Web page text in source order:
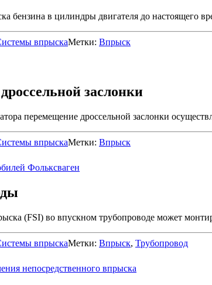
бензина в цилиндры двигателя до настоящего
впрыскаМетки: Впрыск
заслонки
перемещение дроссельной заслонки
впрыскаМетки: Впрыск
(FSI) во впускном трубопроводе может
впрыскаМетки: Впрыск, Трубопровод